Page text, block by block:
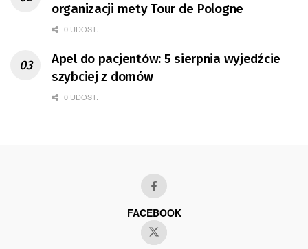
organizacji mety Tour de Pologne
0 UDOST.
Apel do pacjentów: 5 sierpnia wyjedźcie
szybciej z domów
0 UDOST.
FACEBOOK